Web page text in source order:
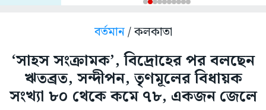
বর্তমান/ কলকাতা
‘সাহস সংক্রামক’, বিদ্রোহের পর বলছেন
ঋতব্রত, সন্দীপন, তৃণমূলের বিধায়ক
সংখ্যা ৮০ থেকে কমে ৭৮, একজন জেলে